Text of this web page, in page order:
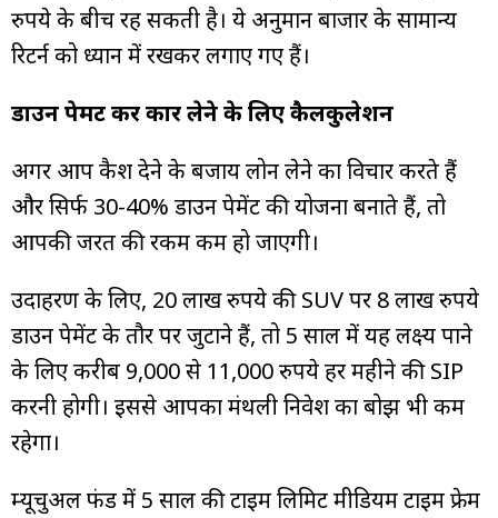
रुपये के बीच रह सकती है। ये अनुमान बाजार के सामान्य
रिटर्न को ध्यान में रखकर लगाए गए हैं।
डाउन पेमेंट कर कार लेने के लिए कैलकुलेशन
अगर आप कैश देने के बजाय लोन लेने का विचार करते हैं
और सिर्फ 30-40% डाउन पेमेंट की योजना बनाते हैं, तो
आपकी जरूरत की रकम कम हो जाएगी।
उदाहरण के लिए, 20 लाख रुपये की SUV पर 8 लाख रुपये
डाउन पेमेंट के तौर पर जुटाने हैं, तो 5 साल में यह लक्ष्य पाने
के लिए करीब 9,000 से 11,000 रुपये हर महीने की SIP
करनी होगी। इससे आपका मंथली निवेश का बोझ भी कम
रहेगा।
म्यूचुअल फंड में 5 साल की टाइम लिमिट मीडियम टाइम फ्रेम